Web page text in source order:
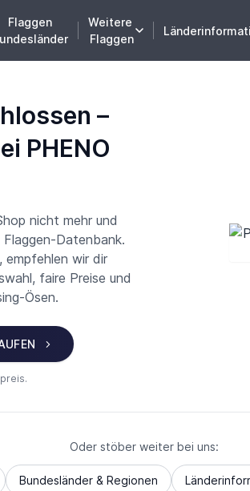
Flaggen
Weitere
Flaggen
–
PHENO
nicht mehr und
Datenbank.
empfehlen wir dir
faire Preise und
Ösen.
Oder stöber weiter bei uns:
Bundesländer & Regionen